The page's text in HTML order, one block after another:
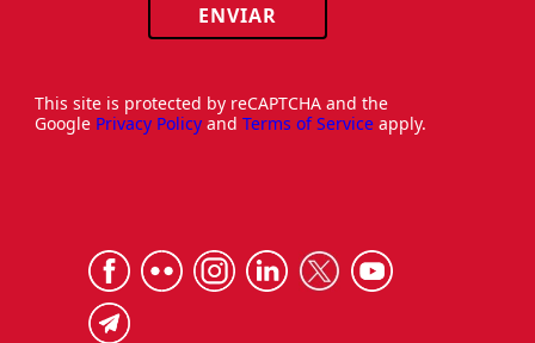
ENVIAR
This site is protected by reCAPTCHA and the
Google Privacy Policy and Terms of Service apply.